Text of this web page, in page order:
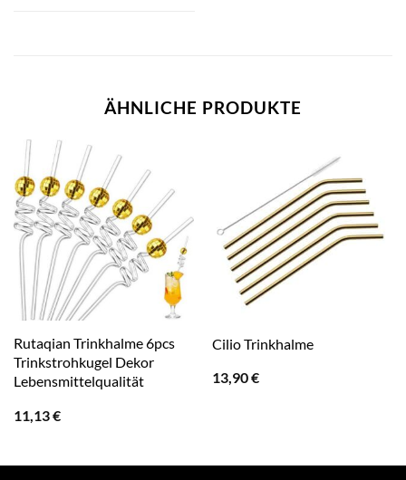
ÄHNLICHE PRODUKTE
Rutaqian Trinkhalme 6pcs
Trinkstrohkugel Dekor
Lebensmittelqualität
11,13€
Cilio Trinkhalme
13,90€